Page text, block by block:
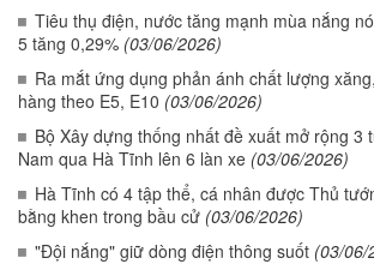
Tiêu thụ điện, nước tăng mạnh mùa nắng
5 tăng 0,29% (03/06/2026)
Ra mắt ứng dụng phản ánh chất lượng
hàng theo E5, E10 (03/06/2026)
Bộ Xây dựng thống nhất đề xuất mở rộng 3
Nam qua Hà Tĩnh lên 6 làn xe (03/06/2026)
Hà Tĩnh có 4 tập thể, cá nhân được Thủ
bằng khen trong bầu cử (03/06/2026)
"Đội nắng" giữ dòng điện thông suốt (03/06/